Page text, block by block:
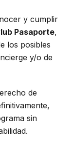
y cumplir
Pasaporte,
los posibles
y/o de
de
sin